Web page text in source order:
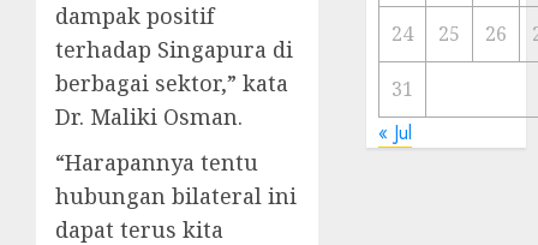
dampak positif
terhadap Singapura di
berbagai sektor,” kata
Dr. Maliki Osman.
“Harapannya tentu
hubungan bilateral ini
dapat terus kita
24 25 26
31
« Jul